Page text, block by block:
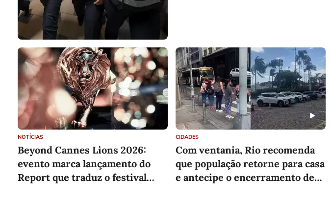
NOTÍCIAS
Beyond Cannes Lions 2026:
evento marca lançamento do
Report que traduz o festival
CIDADES
Com ventania, Rio recomenda
que população retorne para casa
e antecipe o encerramento de